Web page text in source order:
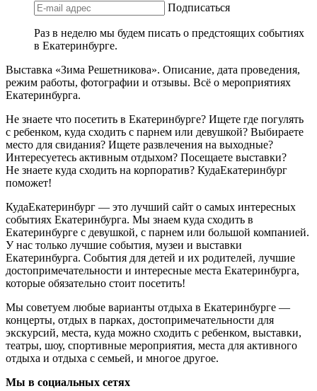
Подписаться
Раз в неделю мы будем писать о предстоящих событиях
в Екатеринбурге.
Выставка «Зима Решетникова». Описание, дата проведения,
режим работы, фотографии и отзывы. Всё о мероприятиях
Екатеринбурга.
Не знаете что посетить в Екатеринбурге? Ищете где погулять
с ребенком, куда сходить с парнем или девушкой? Выбираете
место для свидания? Ищете развлечения на выходные?
Интересуетесь активным отдыхом? Посещаете выставки?
Не знаете куда сходить на корпоратив? КудаЕкатеринбург
поможет!
КудаЕкатеринбург — это лучший сайт о самых интересных
событиях Екатеринбурга. Мы знаем куда сходить в
Екатеринбурге с девушкой, с парнем или большой компанией.
У нас только лучшие события, музеи и выставки
Екатеринбурга. События для детей и их родителей, лучшие
достопримечательности и интересные места Екатеринбурга,
которые обязательно стоит посетить!
Мы советуем любые варианты отдыха в Екатеринбурге —
концерты, отдых в парках, достопримечательности для
экскурсий, места, куда можно сходить с ребенком, выставки,
театры, шоу, спортивные мероприятия, места для активного
отдыха и отдыха с семьей, и многое другое.
Мы в социальных сетях